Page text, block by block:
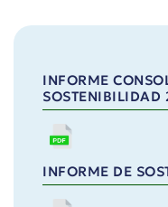
INFORME
SOSTENIBILIDAD
INFORME DE